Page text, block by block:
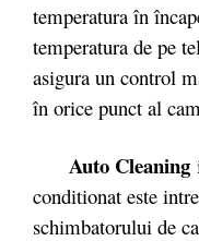
temperatura în
temperatura de pe
asigura un control
în orice punct al
Auto Cleaning
conditionat este
schimbatorului de